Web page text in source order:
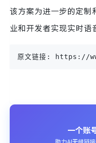
该方案为进一步的定制
业和开发者实现实时语
原文链接: https://
一个账
助力AI无缝链